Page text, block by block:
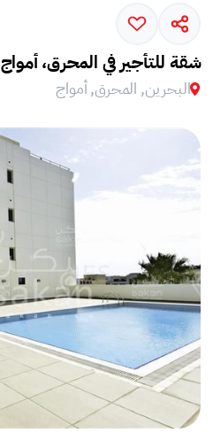
شقة للتأجير في المحرق، أمواج
البحرين, المحرق, أمواج